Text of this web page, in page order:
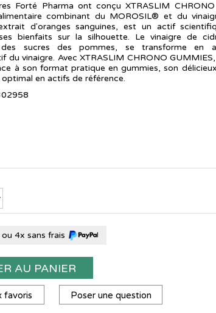
Forté Pharma ont conçu XTRASLIM
combinant du MOROSIL® et du
d'oranges sanguines, est un actif
bienfaits sur la silhouette. Le vinaigre de
sucres des pommes, se transforme en
du vinaigre. Avec XTRASLIM CHRONO
à son format pratique en gummies, son
en actifs de référence.
4x sans frais
AU PANIER
favoris Poser une question